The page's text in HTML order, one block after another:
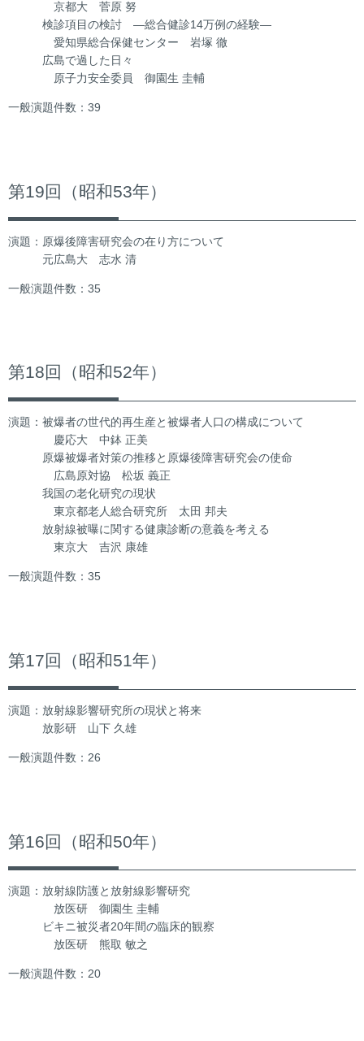
京都大 菅原 努
検診項目の検討 ―総合健診14万例の経験―
愛知県総合保健センター 岩塚 徹
広島で過した日々
原子力安全委員 御園生 圭輔
一般演題件数：39
第19回（昭和53年）
演題：原爆後障害研究会の在り方について
元広島大 志水 清
一般演題件数：35
第18回（昭和52年）
演題：被爆者の世代的再生産と被爆者人口の構成について
慶応大 中鉢 正美
原爆被爆者対策の推移と原爆後障害研究会の使命
広島原対協 松坂 義正
我国の老化研究の現状
東京都老人総合研究所 太田 邦夫
放射線被曝に関する健康診断の意義を考える
東京大 吉沢 康雄
一般演題件数：35
第17回（昭和51年）
演題：放射線影響研究所の現状と将来
放影研 山下 久雄
一般演題件数：26
第16回（昭和50年）
演題：放射線防護と放射線影響研究
放医研 御園生 圭輔
ビキニ被災者20年間の臨床的観察
放医研 熊取 敏之
一般演題件数：20